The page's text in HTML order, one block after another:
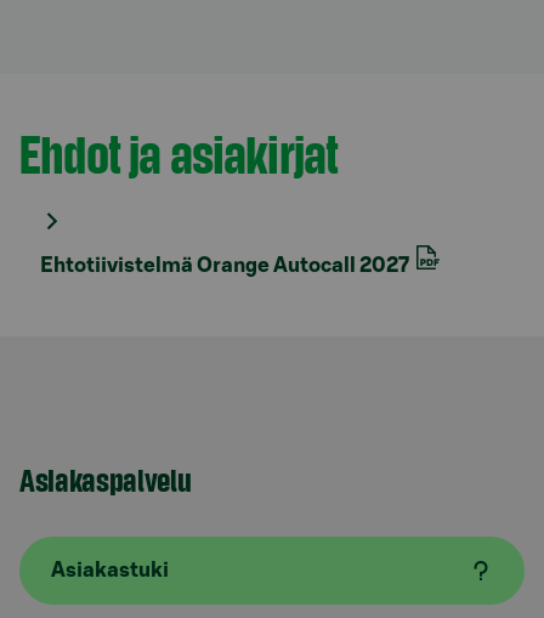
Osio otsikolla
Ehdot ja asiakirjat
Ehtotiivistelmä Orange Autocall 2027
Asiakaspalvelu
Asiakastuki